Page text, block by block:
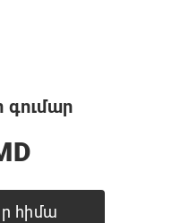
գումար
հիմա